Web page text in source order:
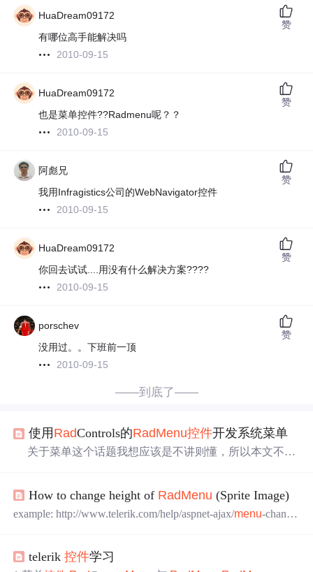
HuaDream09172
有哪位高手能解决吗
2010-09-15
赞
HuaDream09172
也是菜单控件??Radmenu呢？？
2010-09-15
赞
阿彪兄
我用Infragistics公司的WebNavigator控件
2010-09-15
赞
HuaDream09172
你回去试试....用没有什么解决方案????
2010-09-15
赞
porschev
没用过。。下班前一顶
2010-09-15
赞
——到底了——
使用 RadControls的RadMenu控件开发系统菜单
关于菜单这个话题我想应该是不讲则懂，所以本文不会
库设计 这里我就使用Access作为示例数据库,详细见下
图： 表字段依次为：自动编号、菜单编
How to change height of RadMenu (Sprite Image)
example: http://www.telerik.com/help/aspnet-ajax/menu-change
l: http://www.
telerik控件学习